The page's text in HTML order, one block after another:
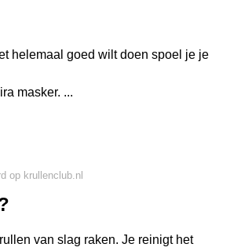
helemaal goed wilt doen spoel je je
masker. ...
op krullenclub.nl
van slag raken. Je reinigt het